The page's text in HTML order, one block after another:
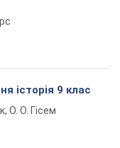
історія 9 клас
О. О. Гісем